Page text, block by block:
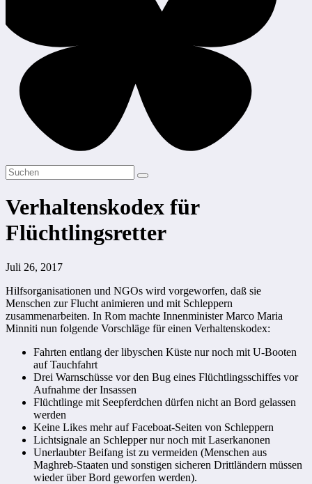
Verhaltenskodex für
Flüchtlingsretter
Juli 26, 2017
Hilfsorganisationen und NGOs wird vorgeworfen, daß sie
Menschen zur Flucht animieren und mit Schleppern
zusammenarbeiten. In Rom machte Innenminister Marco Maria
Minniti nun folgende Vorschläge für einen Verhaltenskodex:
Fahrten entlang der libyschen Küste nur noch mit U-Booten
auf Tauchfahrt
Drei Warnschüsse vor den Bug eines Flüchtlingsschiffes vor
Aufnahme der Insassen
Flüchtlinge mit Seepferdchen dürfen nicht an Bord gelassen
werden
Keine Likes mehr auf Faceboat-Seiten von Schleppern
Lichtsignale an Schlepper nur noch mit Laserkanonen
Unerlaubter Beifang ist zu vermeiden (Menschen aus
Maghreb-Staaten und sonstigen sicheren Drittländern müssen
wieder über Bord geworfen werden).